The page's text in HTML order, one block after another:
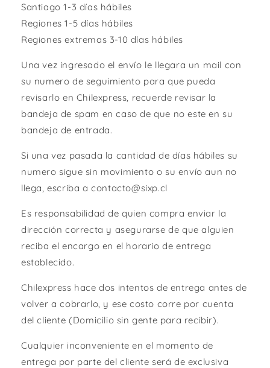
Santiago 1-3 días hábiles
Regiones 1-5 días hábiles
Regiones extremas 3-10 días hábiles
Una vez ingresado el envío le llegara un mail con
su numero de seguimiento para que pueda
revisarlo en Chilexpress, recuerde revisar la
bandeja de spam en caso de que no este en su
bandeja de entrada.
Si una vez pasada la cantidad de días hábiles su
numero sigue sin movimiento o su envío aun no
llega, escriba a contacto@sixp.cl
Es responsabilidad de quien compra enviar la
dirección correcta y asegurarse de que alguien
reciba el encargo en el horario de entrega
establecido.
Chilexpress hace dos intentos de entrega antes de
volver a cobrarlo, y ese costo corre por cuenta
del cliente (Domicilio sin gente para recibir).
Cualquier inconveniente en el momento de
entrega por parte del cliente será de exclusiva